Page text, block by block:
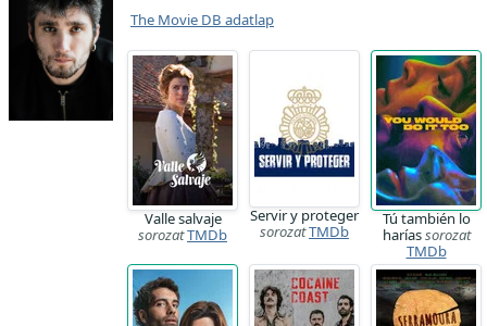
The Movie DB adatlap
Valle salvaje
sorozatTMDb
Servir y proteger
sorozatTMDb
Tú también lo
haríassorozat
TMDb